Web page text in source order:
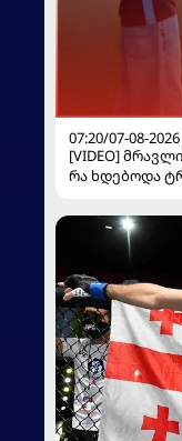
07:20/07-08-2026
[VIDEO]
რა ხდებოდა